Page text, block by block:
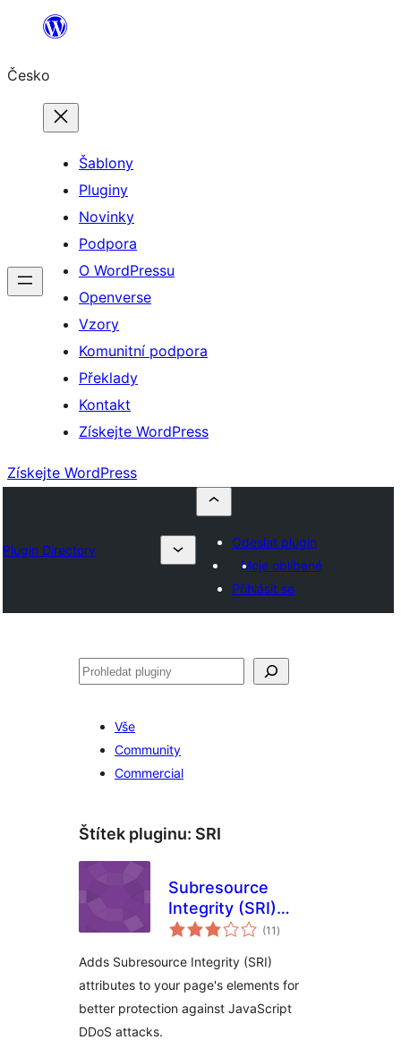
Přeskočit
obsah
Česko
Šablony
Pluginy
Novinky
Podpora
O WordPressu
Openverse
Vzory
Komunitní podpora
Překlady
Kontakt
Získejte WordPress
Získejte WordPress
Plugin Directory
Odeslat plugin
Moje oblíbené
Přihlásit se
Hledat
Vše
Community
Commercial
Štítek pluginu: SRI
Subresource
Integrity (SRI)
Manager
(11 celkové
hodnocení
)
Adds Subresource Integrity (SRI)
attributes to your page's elements for
better protection against JavaScript
DDoS attacks.